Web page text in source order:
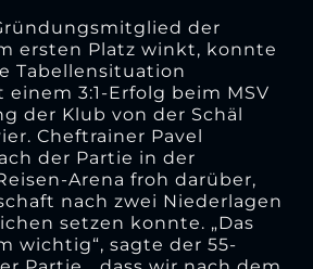
der
ersten Platz winkt, konnte
Tabellensituation
einem 3:1-Erfolg beim MSV
der Klub von der Schäl
Cheftrainer Pavel
der Partie in der
Arena froh darüber,
nach zwei Niederlagen
setzen konnte. „Das
wichtig“, sagte der 55-